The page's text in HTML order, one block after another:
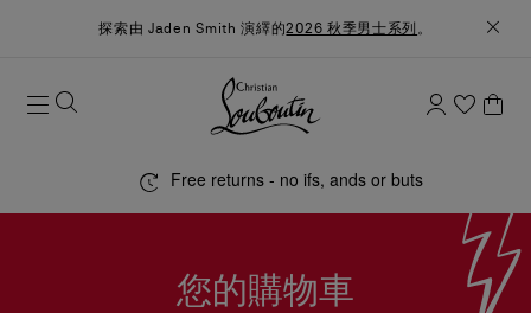
探索由 Jaden Smith 演繹的2026 秋季男士系列 。
Free returns - no ifs, ands or buts
您的購物車